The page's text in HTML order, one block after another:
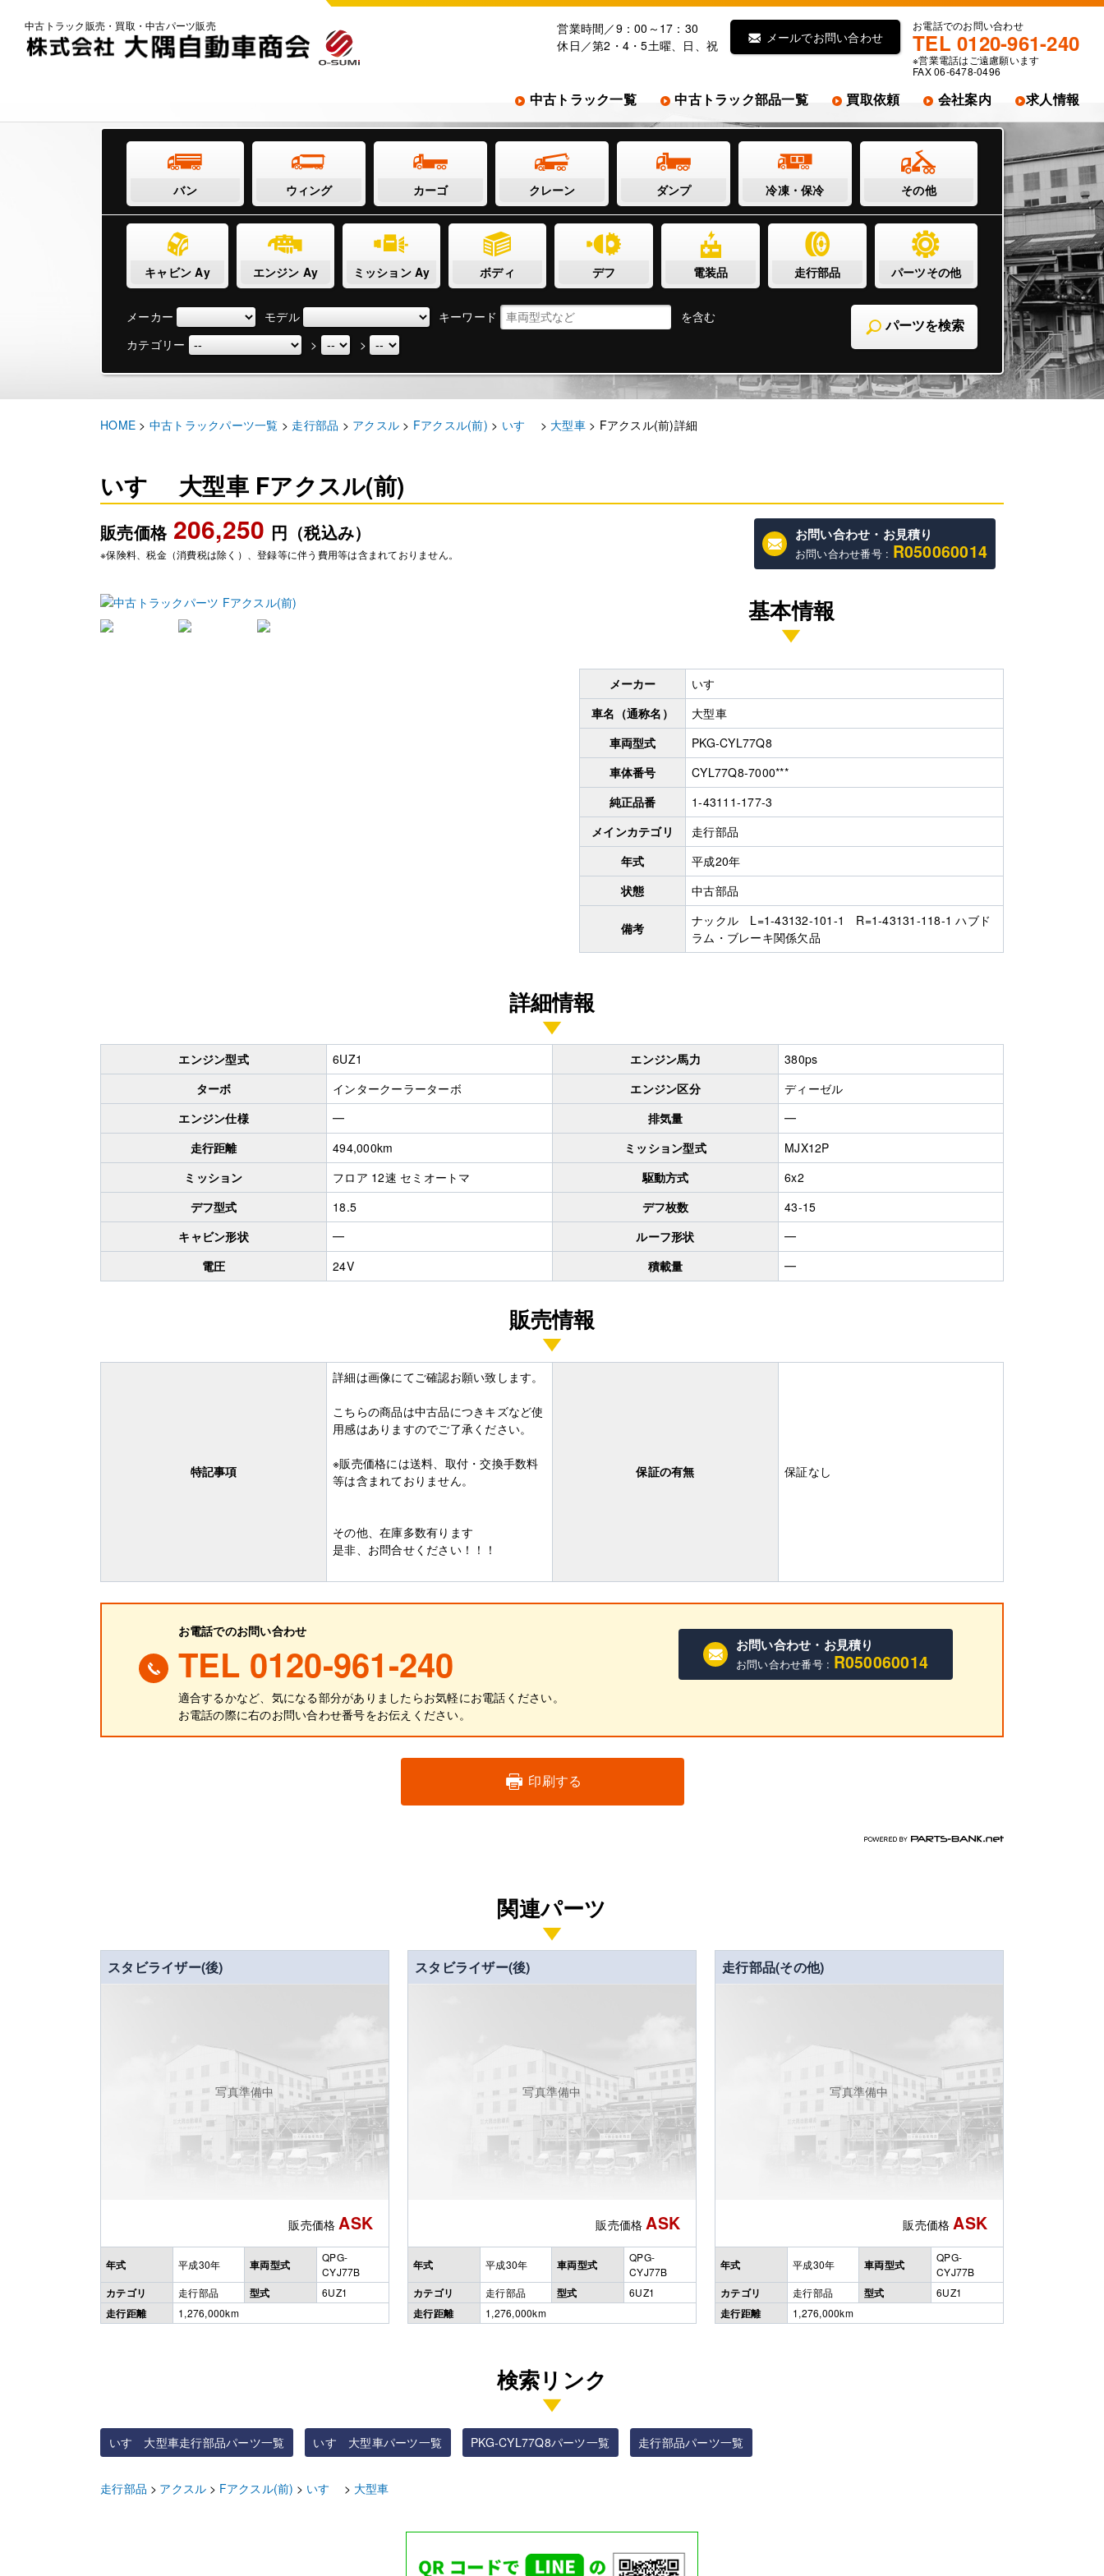
中古トラック販売・買取・中古パーツ販売 お電話でのお問い合わせ
TEL 0120-961-240
※営業電話はご遠慮願います
FAX 06-6478-0496
メールでお問い合わせ
営業時間／9：00～17：30
休日／第2・4・5土曜、日、祝
中古トラック一覧 中古トラック部品一覧 買取依頼 会社案内 求人情報
バン ウィング カーゴ クレーン ダンプ 冷凍・保冷 その他
キャビン Ay エンジン Ay ミッション Ay ボディ デフ 電装品 走行部品 パーツその他
メーカー モデル キーワード
を含む
カテゴリー
> >
パーツを検索
HOME > 中古トラックパーツ一覧 > 走行部品 > アクスル > Fアクスル(前) > いすゞ > 大型車> Fアクスル(前)詳細
いすゞ 大型車 Fアクスル(前)
販売価格 206,250 円（税込み）
※保険料、税金（消費税は除く）、登録等に伴う費用等は含まれておりません。
お問い合わせ・お見積り
お問い合わせ番号 : R050060014
基本情報
メーカー
いすゞ
車名（通称名）
大型車
車両型式
PKG-CYL77Q8
車体番号
CYL77Q8-7000***
純正品番
1-43111-177-3
メインカテゴリ
走行部品
年式
平成20年
状態
中古部品
備考
ナックル L=1-43132-101-1 R=1-43131-118-1 ハブド
ラム・ブレーキ関係欠品
詳細情報
エンジン型式 6UZ1 エンジン馬力
380ps
ターボ
インタークーラーターボ エンジン区分
ディーゼル
エンジン仕様
━ 排気量
━
走行距離
494,000km ミッション型式
MJX12P
ミッション
フロア 12速 セミオートマ 駆動方式
6x2
デフ型式
18.5 デフ枚数
43-15
キャビン形状
━ ルーフ形状
━
電圧
24V 積載量 ━
販売情報
特記事項
詳細は画像にてご確認お願い致します。
こちらの商品は中古品につきキズなど使
用感はありますのでご了承ください。
※販売価格には送料、取付・交換手数料
等は含まれておりません。
その他、在庫多数有ります
是非、お問合せください！！！
保証の有無 保証なし
お電話でのお問い合わせ
TEL 0120-961-240
適合するかなど、気になる部分がありましたらお気軽にお電話ください。
お電話の際に右のお問い合わせ番号をお伝えください。
お問い合わせ・お見積り
お問い合わせ番号 : R050060014
印刷する
関連パーツ
スタビライザー(後)
写真準備中
販売価格 ASK
年式 平成30年 車両型式
QPG-
CYJ77B
カテゴリ 走行部品 型式 6UZ1
走行距離 1,276,000km
スタビライザー(後)
写真準備中
販売価格 ASK
年式 平成30年 車両型式
QPG-
CYJ77B
カテゴリ 走行部品 型式 6UZ1
走行距離 1,276,000km
走行部品(その他)
写真準備中
販売価格 ASK
年式 平成30年 車両型式
QPG-
CYJ77B
カテゴリ 走行部品 型式 6UZ1
走行距離 1,276,000km
検索リンク
いすゞ大型車走行部品パーツ一覧 いすゞ大型車パーツ一覧 PKG-CYL77Q8パーツ一覧 走行部品パーツ一覧
走行部品 アクスル Fアクスル(前) いすゞ 大型車